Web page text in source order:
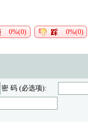
0%(0) 0%(0)
密 码 (必选项):